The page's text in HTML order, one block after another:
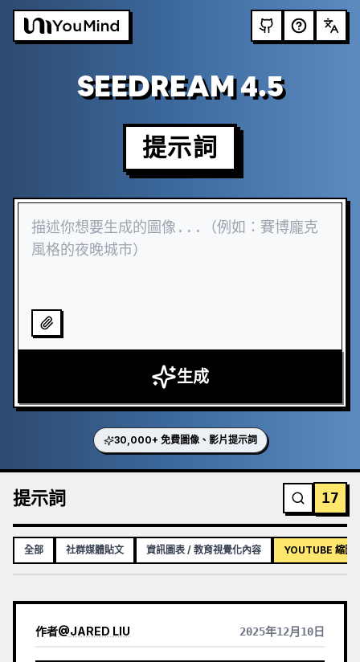
SEEDREAM 4.5
提示詞
生成
30,000+ 免費圖像、影片提示詞
提示詞 17
全部 社群媒體貼文 資訊圖表 / 教育視覺化內容 YOUTUBE 縮圖
作者@JARED LIU 2025年12月10日